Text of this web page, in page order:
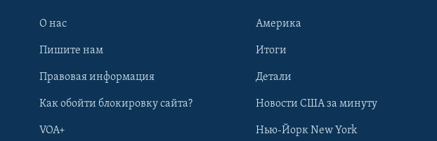
О нас
Пишите нам
Правовая информация
Как обойти блокировку сайта?
VOA+
Америка
Итоги
Детали
Новости США за минуту
Нью-Йорк New York